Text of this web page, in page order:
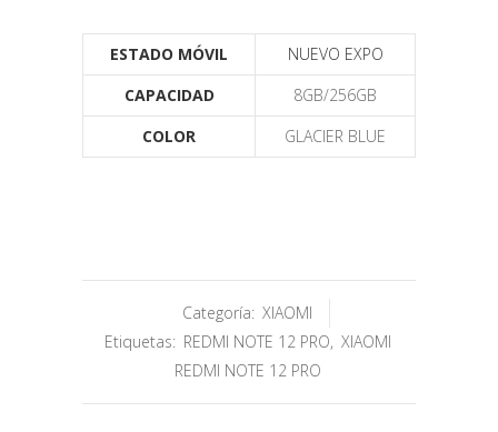
ESTADO MÓVIL
NUEVO EXPO
CAPACIDAD
8GB/256GB
COLOR
GLACIER BLUE
Categoría: XIAOMI
Etiquetas: REDMI NOTE 12 PRO, XIAOMI
REDMI NOTE 12 PRO